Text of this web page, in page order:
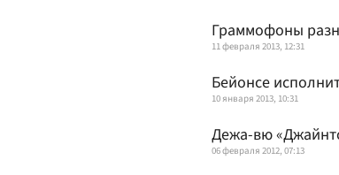
Граммофоны
11 февраля 2013, 12:31
Бейонсе
10 января 2013, 10:31
Дежа-вю
06 февраля 2012, 07:13